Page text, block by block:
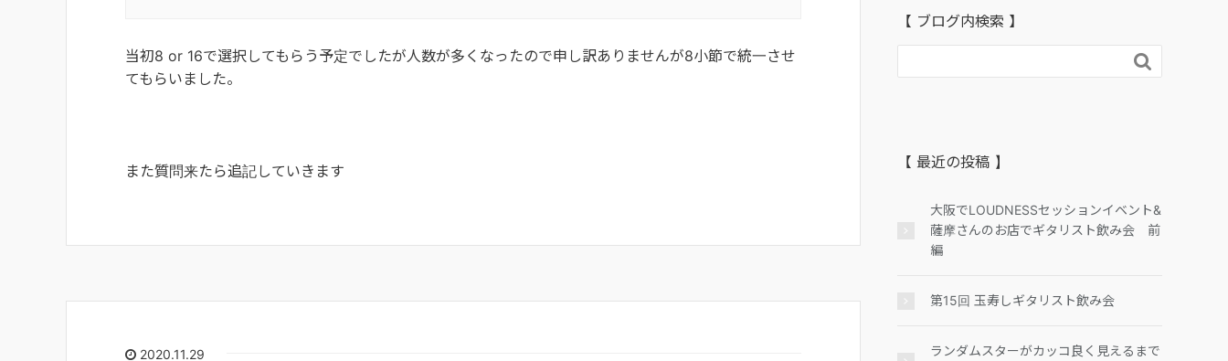
当初8 or 16で選択してもらう予定でしたが人数が多くなったので申し訳ありませんが8小節で統一させ
てもらいました。
また質問来たら追記していきます
2020.11.29
【 ブログ内検索 】

【 最近の投稿 】
大阪でLOUDNESSセッションイベント&
薩摩さんのお店でギタリスト飲み会 前
編
第15回 玉寿しギタリスト飲み会
ランダムスターがカッコ良く見えるまで